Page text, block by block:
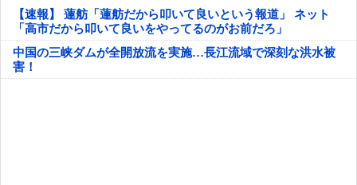
【速報】 蓮舫「蓮舫だから叩いて良いという報道」 ネット
「高市だから叩いて良いをやってるのがお前だろ」
中国の三峡ダムが全開放流を実施…長江流域で深刻な洪水被
害！